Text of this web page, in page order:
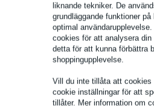
liknande tekniker. De
grundläggande funktioner
optimal
cookies för att analysera
detta för att kunna förbättra
shoppingupplevelse.
Vill du inte tillåta att cookies
cookie inställningar för att
tillåter. Mer information om
Föreslaget pris 7 038,00
I lager
1